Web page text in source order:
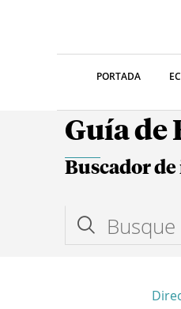
PORTADA
Guía de
Buscador